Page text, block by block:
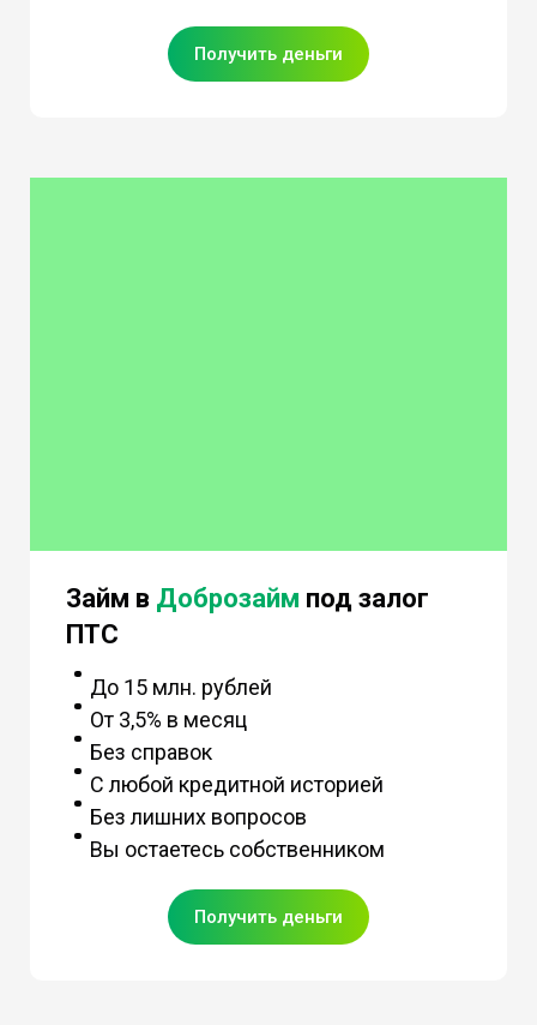
Получить деньги
Займ в Доброзайм под залог
ПТС
До 15 млн. рублей
От 3,5% в месяц
Без справок
С любой кредитной историей
Без лишних вопросов
Вы остаетесь собственником
Получить деньги